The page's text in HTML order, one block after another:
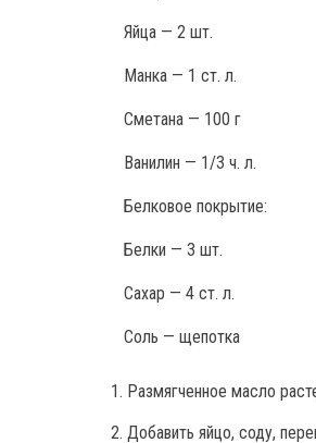
Яйца — 2 шт.
Манка — 1 ст. л.
Сметана — 100 г
Ванилин — 1/3 ч. л.
Белковое покрытие:
Белки — 3 шт.
Сахар — 4 ст. л.
Соль — щепотка
1. Размягченное масло
2. Добавить яйцо, соду,